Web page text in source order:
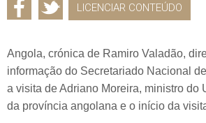
LICENCIAR CONTEÚDO
Angola, crónica de Ramiro Valadão,
informação do Secretariado Nacional
a visita de Adriano Moreira, ministro do
da província angolana e o início da